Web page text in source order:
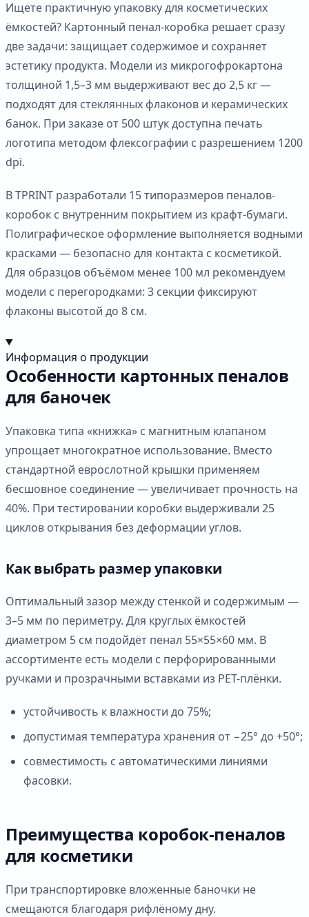
Ищете практичную упаковку для косметических
ёмкостей? Картонный пенал-коробка решает сразу
две задачи: защищает содержимое и сохраняет
эстетику продукта. Модели из микрогофрокартона
толщиной 1,5–3 мм выдерживают вес до 2,5 кг —
подходят для стеклянных флаконов и керамических
банок. При заказе от 500 штук доступна печать
логотипа методом флексографии с разрешением 1200
dpi.
В TPRINT разработали 15 типоразмеров пеналов-
коробок с внутренним покрытием из крафт-бумаги.
Полиграфическое оформление выполняется водными
красками — безопасно для контакта с косметикой.
Для образцов объёмом менее 100 мл рекомендуем
модели с перегородками: 3 секции фиксируют
флаконы высотой до 8 см.
Информация о продукции
Особенности картонных пеналов
для баночек
Упаковка типа «книжка» с магнитным клапаном
упрощает многократное использование. Вместо
стандартной еврослотной крышки применяем
бесшовное соединение — увеличивает прочность на
40%. При тестировании коробки выдерживали 25
циклов открывания без деформации углов.
Как выбрать размер упаковки
Оптимальный зазор между стенкой и содержимым —
3–5 мм по периметру. Для круглых ёмкостей
диаметром 5 см подойдёт пенал 55×55×60 мм. В
ассортименте есть модели с перфорированными
ручками и прозрачными вставками из PET-плёнки.
устойчивость к влажности до 75%;
допустимая температура хранения от −25° до +50°;
совместимость с автоматическими линиями
фасовки.
Преимущества коробок-пеналов
для косметики
При транспортировке вложенные баночки не
смещаются благодаря рифлёному дну.